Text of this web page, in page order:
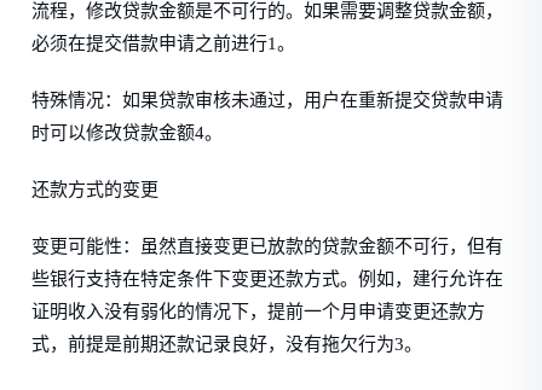
流程，修改贷款金额是不可行的。如果需要调整贷款金额，
必须在提交借款申请之前进行1。
特殊情况：如果贷款审核未通过，用户在重新提交贷款申请
时可以修改贷款金额4。
还款方式的变更
变更可能性：虽然直接变更已放款的贷款金额不可行，但有
些银行支持在特定条件下变更还款方式。例如，建行允许在
证明收入没有弱化的情况下，提前一个月申请变更还款方
式，前提是前期还款记录良好，没有拖欠行为3。